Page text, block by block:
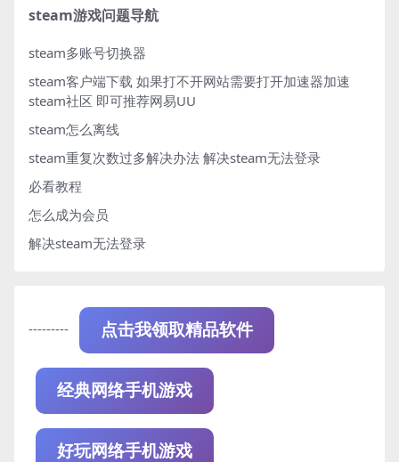
steam游戏问题导航
steam多账号切换器
steam客户端下载 如果打不开网站需要打开加速器加速
steam社区 即可推荐网易UU
steam怎么离线
steam重复次数过多解决办法 解决steam无法登录
必看教程
怎么成为会员
解决steam无法登录
--------- 点击我领取精品软件
经典网络手机游戏
好玩网络手机游戏